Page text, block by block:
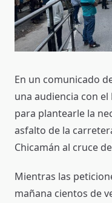
En un comunicado
una audiencia con
para plantearle la
asfalto de la
Chicamán al cruce
Mientras las
mañana cientos de